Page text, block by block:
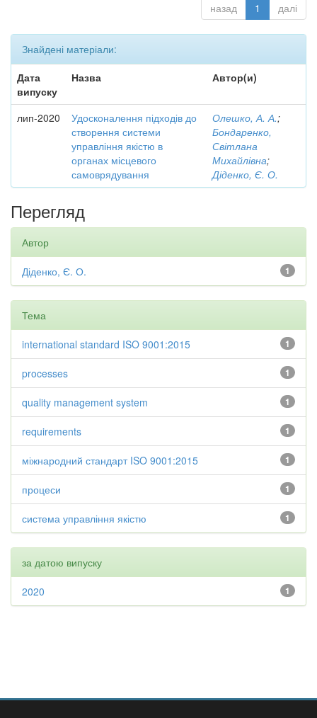
назад 1 далі
Знайдені матеріали:
Дата
випуску
Назва Автор(и)
лип-2020
Удосконалення підходів до
створення системи
управління якістю в
органах місцевого
самоврядування
Олешко, А. А.;
Бондаренко,
Світлана
Михайлівна;
Діденко, Є. О.
Перегляд
Автор
1
Діденко, Є. О.
Тема
1
international standard ISO 9001:2015
1
processes
1
quality management system
1
requirements
1
міжнародний стандарт ISO 9001:2015
1
процеси
1
система управління якістю
за датою випуску
1
2020